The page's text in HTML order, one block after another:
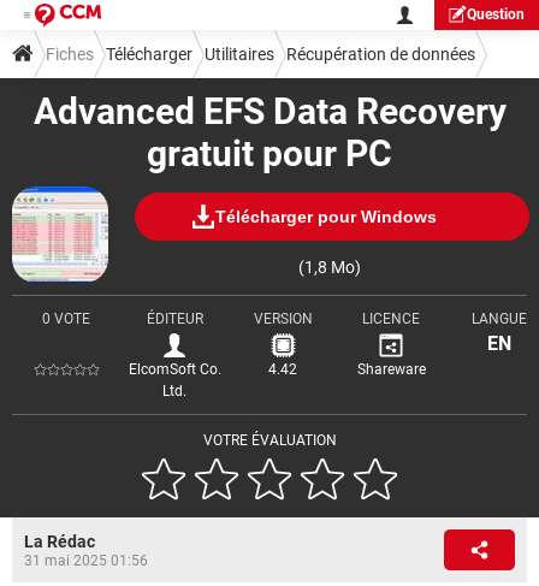
Question
Advanced EFS Data Recovery
gratuit pour PC
Télécharger pour Windows
(1,8 Mo)
VOTRE ÉVALUATION
0 VOTE ÉDITEUR
ElcomSoft Co.
Ltd.
VERSION
4.42
LICENCE
Shareware
LANGUE
EN
Fiches Télécharger Utilitaires Récupération de données
La Rédac
31 mai 2025 01:56